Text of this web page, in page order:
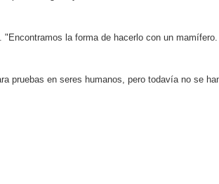
la forma de hacerlo con un
pruebas en seres humanos, pero todavía no se